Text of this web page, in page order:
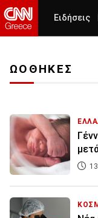
Ειδήσεις
ΩΟΘΗΚΕΣ